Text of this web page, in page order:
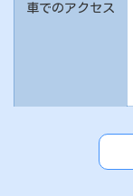
車でのアクセス